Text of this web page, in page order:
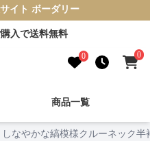
イト ボーダリー
入で送料無料
0 0
商品一覧
しなやかな縞模様クルーネック